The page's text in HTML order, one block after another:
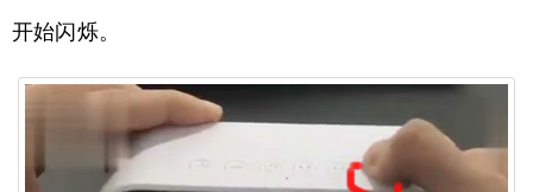
开始闪烁。